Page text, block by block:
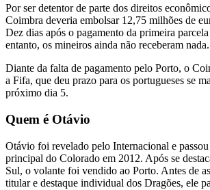
Por ser detentor de parte dos direitos
Coimbra deveria embolsar 12,75 milhões de
Dez dias após o pagamento da primeira
entanto, os mineiros ainda não receberam nada.
Diante da falta de pagamento pelo Porto, o
a Fifa, que deu prazo para os portugueses se
próximo dia 5.
Quem é Otávio
Otávio foi revelado pelo Internacional e
principal do Colorado em 2012. Após se
Sul, o volante foi vendido ao Porto. Antes de
titular e destaque individual dos Dragões, ele